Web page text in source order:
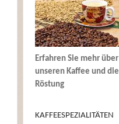
Erfahren Sie mehr über
unseren Kaffee und die
Röstung
KAFFEESPEZIALITÄTEN